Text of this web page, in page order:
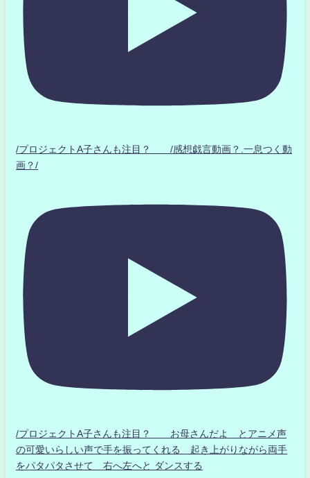
/プロジェクトA子さんも注目？ /感想戯言動画？.一息つく動
画？/
/プロジェクトA子さんも注目？ お母さんだよ とアニメ声
の可愛いらしい声で手を振ってくれる 起き上がりながら両手
をパタパタさせて 右へ左へと ダンスする